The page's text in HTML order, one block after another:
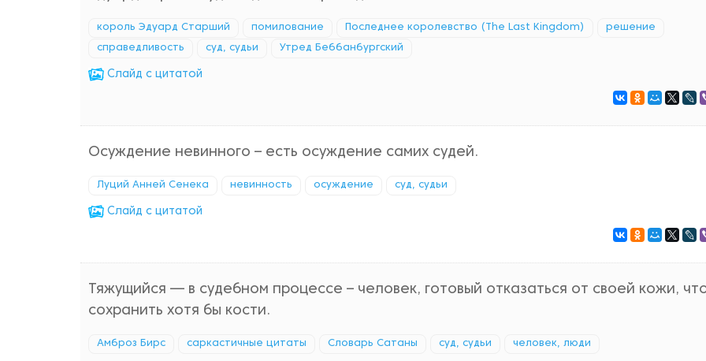
король Эдуард Старший помилование Последнее королевство (The Last Kingdom) решение
справедливость суд, судьи Утред Беббанбургский
Cлайд с цитатой
Осуждение невинного – есть осуждение самих судей.
Луций Анней Сенека невинность осуждение суд, судьи
Cлайд с цитатой
Тяжущийся — в судебном процессе – человек, готовый отказаться от своей кожи,
сохранить хотя бы кости.
Амброз Бирс саркастичные цитаты Словарь Сатаны суд, судьи человек, люди